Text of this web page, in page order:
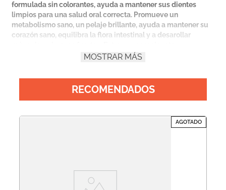
formulada sin colorantes, ayuda a mantener sus dientes
limpios para una salud oral correcta. Promueve un
metabolismo sano, un pelaje brillante, ayuda a mantener su
corazón sano, equilibra la flora intestinal y a desarollar
esenciales incluye: Omega 3 y 6, prebiótico natural,
mejorar su calidad de vida desde adentro hacia afuera de
MOSTRAR MÁS
RECOMENDADOS
AGOTADO